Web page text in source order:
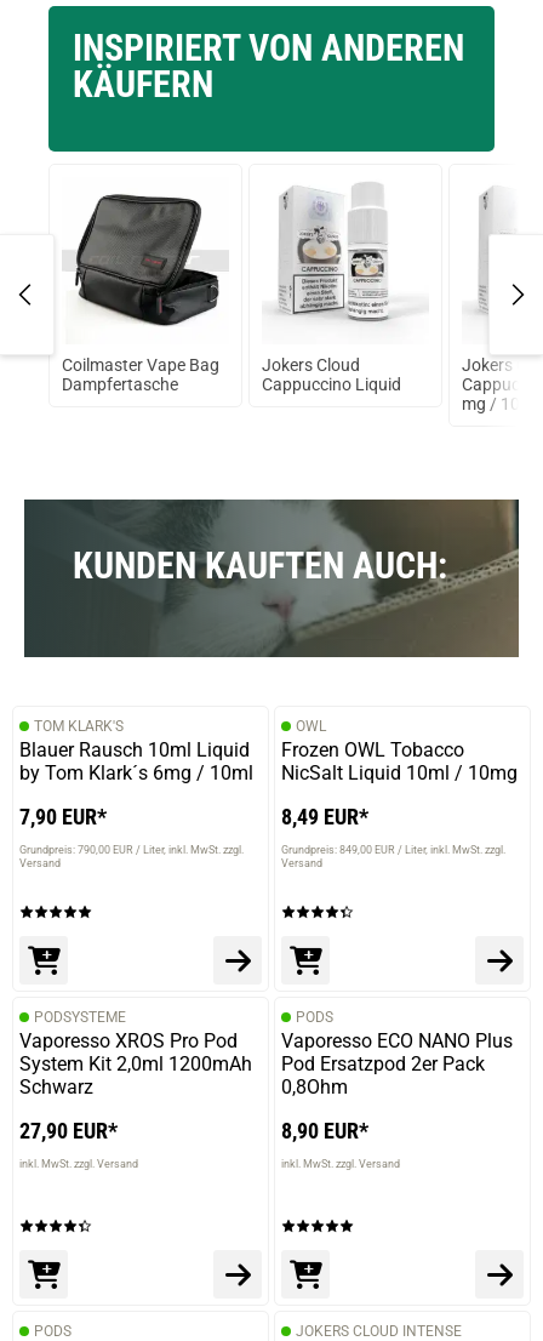
INSPIRIERT VON ANDEREN
KÄUFERN
Coilmaster Vape Bag
Dampfertasche
Jokers Cloud
Cappuccino Liquid
Jokers
mg / 10ml
KUNDEN KAUFTEN AUCH:
TOM KLARK'S
Blauer Rausch 10ml Liquid
by Tom Klark´s 6mg / 10ml
7,90 EUR*
Grundpreis: 790,00 EUR / Liter inkl. MwSt. zzgl.
Versand
OWL
Frozen OWL Tobacco
NicSalt Liquid 10ml / 10mg
8,49 EUR*
Grundpreis: 849,00 EUR / Liter inkl. MwSt. zzgl.
Versand
PODSYSTEME
Vaporesso XROS Pro Pod
System Kit 2,0ml 1200mAh
Schwarz
27,90 EUR*
inkl. MwSt. zzgl. Versand
PODS
Vaporesso ECO NANO Plus
Pod Ersatzpod 2er Pack
0,8Ohm
8,90 EUR*
inkl. MwSt. zzgl. Versand
PODS JOKERS CLOUD INTENSE